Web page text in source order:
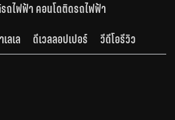
ถไฟฟ้า คอนโดติดรถไฟฟ้า
ลเล
ดีเวลลอปเปอร์ วีดีโอรีวิว